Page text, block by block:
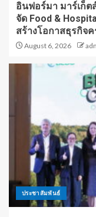
อินฟอร์มา มาร์เก็ต
จัด Food &
สร้างโอกาสธุรกิจค
August 6, 2026
ประชาสัมพันธ์